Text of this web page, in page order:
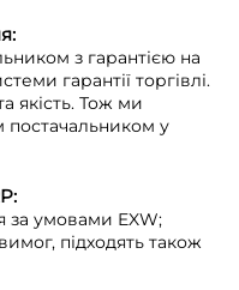
з гарантією на
гарантії торгівлі.
якість. Тож ми
у
за умовами EXW;
підходять також